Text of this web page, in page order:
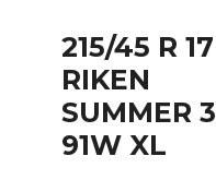
215/45 R 17
RIKEN
SUMMER 3
91W XL